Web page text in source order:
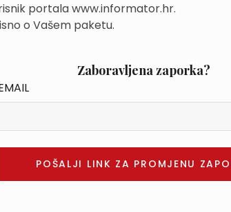
portala www.informator.hr.
o Vašem paketu.
Zaboravljena zaporka?